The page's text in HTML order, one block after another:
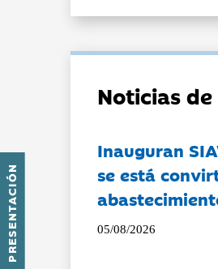
PRESENTACIÓN
Noticias
Inauguran
se está
05/08/2026